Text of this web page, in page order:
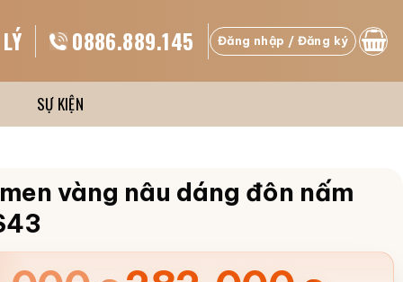
0886.889.145 Đăng nhập / Đăng ký
SỰ KIỆN
vàng nâu dáng đôn nấm